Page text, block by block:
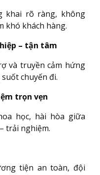
khai rõ ràng, không
khó khách hàng.
– tận tâm
và truyền cảm hứng
chuyến đi.
trọn vẹn
học, hài hòa giữa
trải nghiệm.
tiện an toàn, đội